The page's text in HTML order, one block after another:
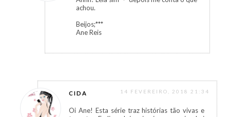
achou.
Beijos;***
Ane Reis
CIDA 14 FEVEREIRO, 2018 21:34
Oi Ane! Esta série traz histórias tão vivas e